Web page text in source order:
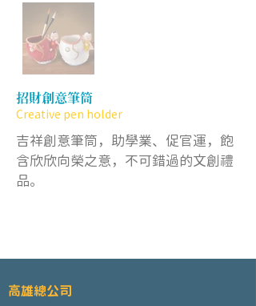
招財創意筆筒
Creative pen holder
吉祥創意筆筒，助學業、促官運，飽
含欣欣向榮之意，不可錯過的文創禮
品。
高雄總公司